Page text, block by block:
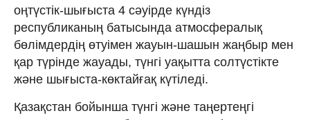
оңтүстік-шығыста 4 сәуірде күндіз
республиканың батысында атмосфералық
бөлімдердің өтуімен жауын-шашын жаңбыр мен
қар түрінде жауады, түнгі уақытта солтүстікте
және шығыста-көктайғақ күтіледі.
Қазақстан бойынша түнгі және таңертеңгі